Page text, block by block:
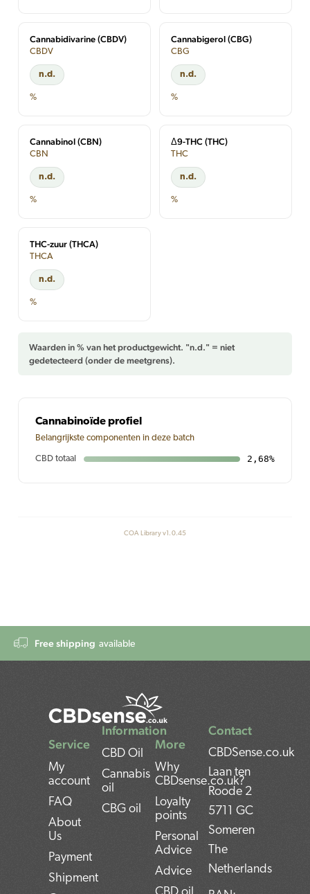
Cannabidivarine (CBDV)
CBDV
n.d.
%
Cannabigerol (CBG)
CBG
n.d.
%
Cannabinol (CBN)
CBN
n.d.
%
Δ9-THC (THC)
THC
n.d.
%
THC-zuur (THCA)
THCA
n.d.
%
Waarden in % van het productgewicht. "n.d." = niet
gedetecteerd (onder de meetgrens).
Cannabinoïde profiel
Belangrijkste componenten in deze batch
CBD totaal 2,68%
COA Library v1.0.45
Free shipping available
Contact
CBDSense.co.uk
Laan ten
Roode 2
5711 GC
Someren
The
Netherlands
Service
My
account
FAQ
About
Us
Payment
Shipment
Information
CBD Oil
Cannabis
oil
CBG oil
More
Why
CBDsense.co.uk?
Loyalty
points
Personal
Advice
Advice